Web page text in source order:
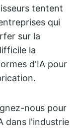
tentent
qui
sur la
la
d'IA pour
nous pour
dans l'industrie